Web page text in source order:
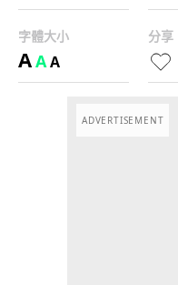
字體大小
AAA
分享
ADVERTISEMENT